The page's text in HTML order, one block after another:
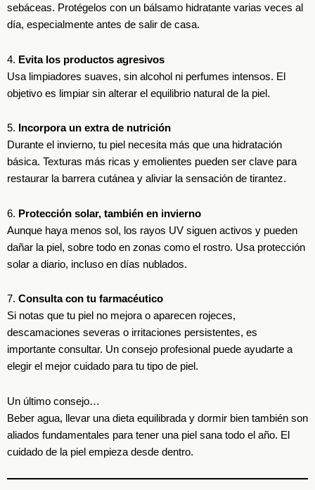
sebáceas. Protégelos con un bálsamo hidratante varias veces al
día, especialmente antes de salir de casa.
4. Evita los productos agresivos
Usa limpiadores suaves, sin alcohol ni perfumes intensos. El
objetivo es limpiar sin alterar el equilibrio natural de la piel.
5.
Incorpora un extra de nutrición
Durante el invierno, tu piel necesita más que una hidratación
básica. Texturas más ricas y emolientes pueden ser clave para
restaurar la barrera cutánea y aliviar la sensación de tirantez.
6. Protección solar, también en invierno
Aunque haya menos sol, los rayos UV siguen activos y pueden
dañar la piel, sobre todo en zonas como el rostro. Usa protección
solar a diario, incluso en días nublados.
7. Consulta con tu farmacéutico
Si notas que tu piel no mejora o aparecen rojeces,
descamaciones severas o irritaciones persistentes, es
importante consultar. Un consejo profesional puede ayudarte a
elegir el mejor cuidado para tu tipo de piel.
Un último consejo…
Beber agua, llevar una dieta equilibrada y dormir bien también son
aliados fundamentales para tener una piel sana todo el año. El
cuidado de la piel empieza desde dentro.